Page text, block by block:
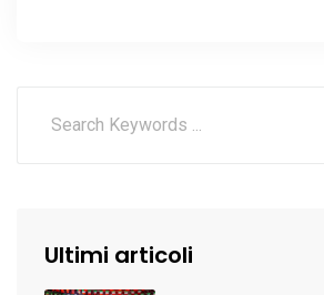
Ultimi articoli